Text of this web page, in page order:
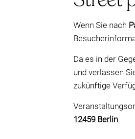
Wenn Sie nach
Da es in der
und verlassen
zukünftige
12459 Berlin.